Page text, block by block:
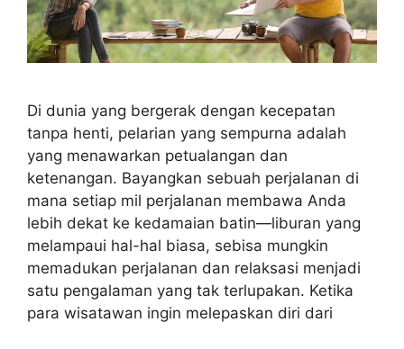
Di dunia yang bergerak dengan kecepatan
tanpa henti, pelarian yang sempurna adalah
yang menawarkan petualangan dan
ketenangan. Bayangkan sebuah perjalanan di
mana setiap mil perjalanan membawa Anda
lebih dekat ke kedamaian batin—liburan yang
melampaui hal-hal biasa, sebisa mungkin
memadukan perjalanan dan relaksasi menjadi
satu pengalaman yang tak terlupakan. Ketika
para wisatawan ingin melepaskan diri dari